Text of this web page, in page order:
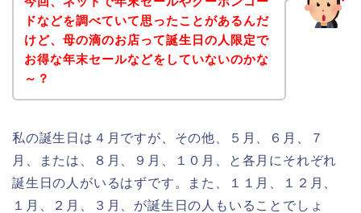
ドなどを調べていて思ったことがあるんだ
けど、母の滴のお店って誕生日の人限定で
お得な年末セールなどをしていないのかな
～？
私の誕生日は４月ですが、その他、５月、６月、７
月、または、８月、９月、１０月、と各月にそれぞれ
誕生日の人がいるはずです。また、１１月、１２月、
１月、２月、３月、が誕生日の人もいることでしょ